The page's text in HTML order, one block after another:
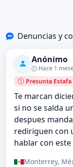
Denuncias y
Anónimo
Hace 1
Presunta Estafa
Te marcan
si no se salda
despues
rediriguen con
hablar con
Monterrey,